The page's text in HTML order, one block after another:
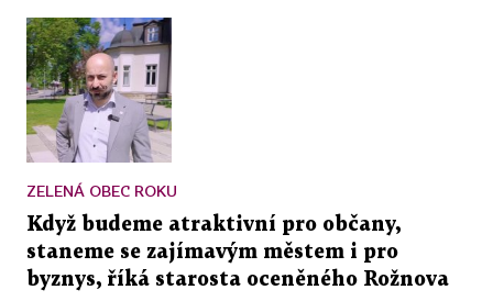
ZELENÁ OBEC ROKU
Když budeme atraktivní pro občany,
staneme se zajímavým městem i pro
byznys, říká starosta oceněného Rožnova